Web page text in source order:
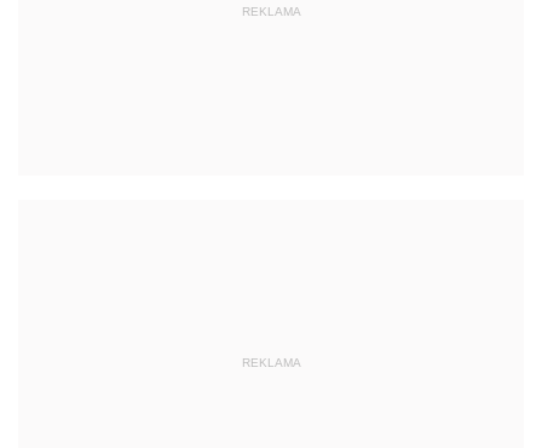
REKLAMA
REKLAMA